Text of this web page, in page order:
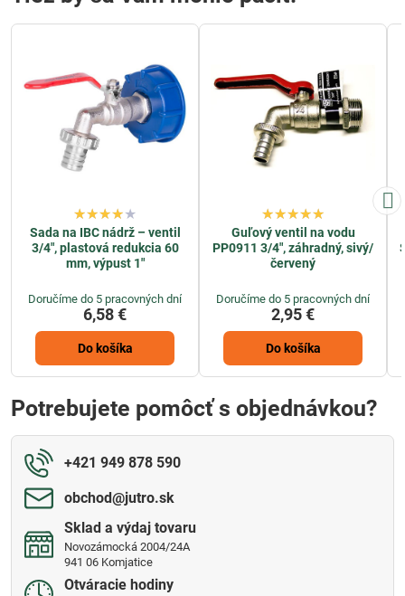
Sada na IBC nádrž – ventil
3/4", plastová redukcia 60
mm, výpust 1"
Doručíme do 5 pracovných dní
6,58 €
Do košíka
Guľový ventil na vodu
PP0911 3/4", záhradný, sivý/
červený
Doručíme do 5 pracovných dní
2,95 €
Do košíka
Potrebujete pomôcť s objednávkou?
+421 949 878 590
obchod​@jutro​.sk
Sklad a výdaj tovaru
Novozámocká 2004/24A
941 06 Komjatice
Otváracie hodiny